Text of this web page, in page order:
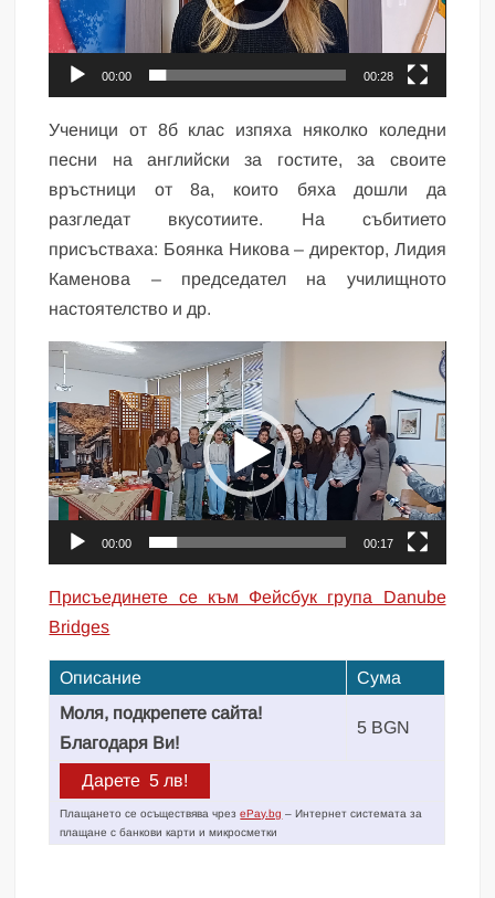
00:00 00:28
Ученици от 8б клас изпяха няколко коледни
песни на английски за гостите, за своите
връстници от 8а, които бяха дошли да
разгледат вкусотиите. На събитието
присъстваха: Боянка Никова – директор, Лидия
Каменова – председател на училищното
настоятелство и др.
Видео
00:00 00:17
Присъединете се към Фейсбук група Danube
Bridges
Описание
Сума
Моля, подкрепете сайта!
Благодаря Ви!
5 BGN
Плащането се осъществява чрезePay.bg – Интернет системата за
плащане с банкови карти и микросметки